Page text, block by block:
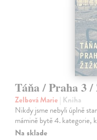
Táňa / Praha 3
Zelbová Marie | Kniha
Nikdy jsme nebyli úplně
mámině bytě 4. kategorie,
Na sklade